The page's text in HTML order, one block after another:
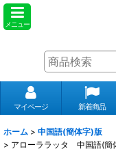
メニュー
マイページ 新着商品
ホーム > 中国語(簡体字)版
> アローララッタ 中国語(